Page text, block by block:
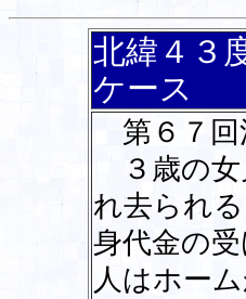
北緯４３
ケー
第６７回
３歳の女
れ去られ
身代金の
人はホー